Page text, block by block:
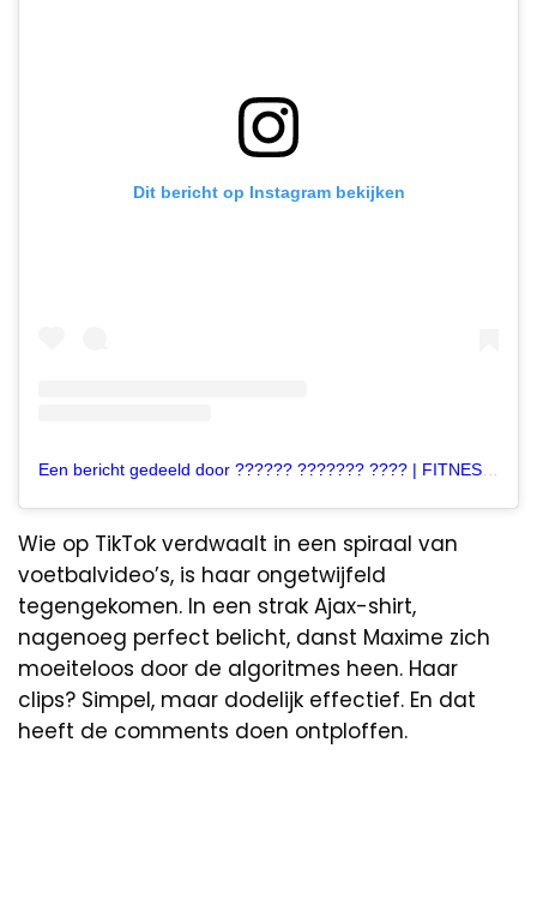
Dit bericht op Instagram bekijken
Wie op TikTok verdwaalt in een spiraal van
voetbalvideo’s, is haar ongetwijfeld
tegengekomen. In een strak Ajax-shirt,
nagenoeg perfect belicht, danst Maxime zich
moeiteloos door de algoritmes heen. Haar
clips? Simpel, maar dodelijk effectief. En dat
heeft de comments doen ontploffen.